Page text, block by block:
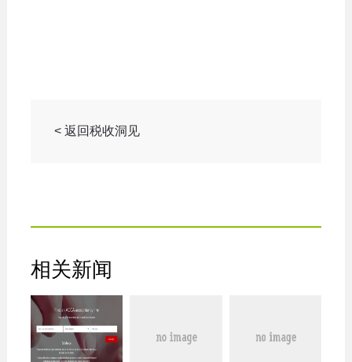
< 返回税收洞见
相关新闻